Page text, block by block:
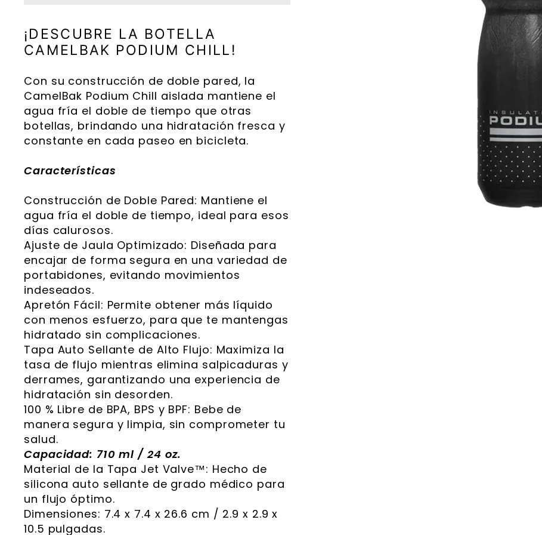
¡DESCUBRE LA BOTELLA
CAMELBAK PODIUM CHILL!
Con su construcción de doble pared, la
CamelBak Podium Chill aislada mantiene el
agua fría el doble de tiempo que otras
botellas, brindando una hidratación fresca y
constante en cada paseo en bicicleta.
Características
Construcción de Doble Pared: Mantiene el
agua fría el doble de tiempo, ideal para esos
días calurosos.
Ajuste de Jaula Optimizado: Diseñada para
encajar de forma segura en una variedad de
portabidones, evitando movimientos
indeseados.
Apretón Fácil: Permite obtener más líquido
con menos esfuerzo, para que te mantengas
hidratado sin complicaciones.
Tapa Auto Sellante de Alto Flujo: Maximiza la
tasa de flujo mientras elimina salpicaduras y
derrames, garantizando una experiencia de
hidratación sin desorden.
100 % Libre de BPA, BPS y BPF: Bebe de
manera segura y limpia, sin comprometer tu
salud.
Capacidad: 710 ml / 24 oz.
Material de la Tapa Jet Valve™: Hecho de
silicona auto sellante de grado médico para
un flujo óptimo.
Dimensiones: 7.4 x 7.4 x 26.6 cm / 2.9 x 2.9 x
10.5 pulgadas.